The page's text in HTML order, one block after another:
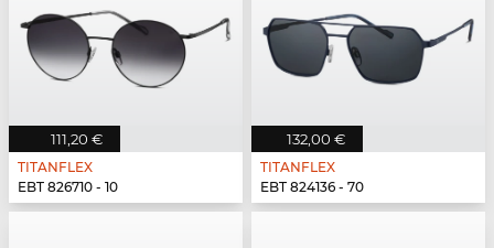
111,20 €
TITANFLEX
EBT 826710 - 10
132,00 €
TITANFLEX
EBT 824136 - 70